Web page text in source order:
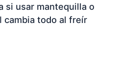
si usar mantequilla o
cambia todo al freír